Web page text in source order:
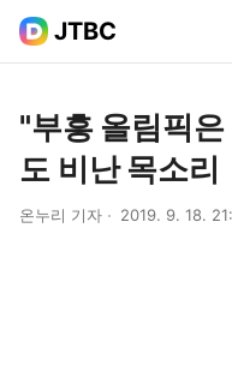
JTBC
"부흥 올림픽
도 비난 목소리
온누리 기자 2019. 9. 18.